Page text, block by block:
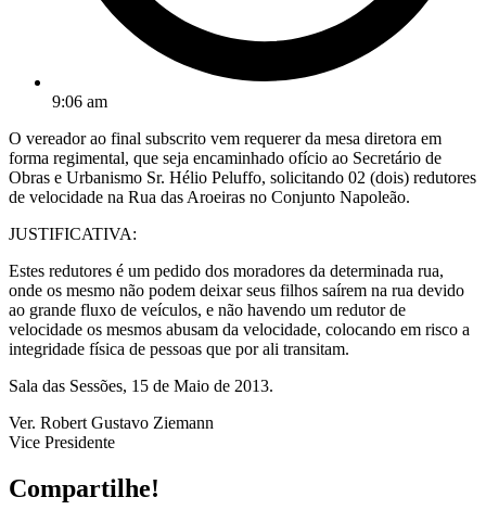
9:06 am
O vereador ao final subscrito vem requerer da mesa diretora em
forma regimental, que seja encaminhado ofício ao Secretário de
Obras e Urbanismo Sr. Hélio Peluffo, solicitando 02 (dois) redutores
de velocidade na Rua das Aroeiras no Conjunto Napoleão.
JUSTIFICATIVA:
Estes redutores é um pedido dos moradores da determinada rua,
onde os mesmo não podem deixar seus filhos saírem na rua devido
ao grande fluxo de veículos, e não havendo um redutor de
velocidade os mesmos abusam da velocidade, colocando em risco a
integridade física de pessoas que por ali transitam.
Sala das Sessões, 15 de Maio de 2013.
Ver. Robert Gustavo Ziemann
Vice Presidente
Compartilhe!